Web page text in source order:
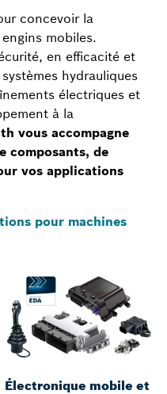
concevoir la
mobiles.
en efficacité et
hydrauliques
électriques et
à la
vous accompagne
composants, de
vos applications
pour machines
Électronique mobile et